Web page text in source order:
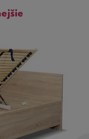
zaručujú dlhú
používaniu.
oporu a matrac
bolo čo